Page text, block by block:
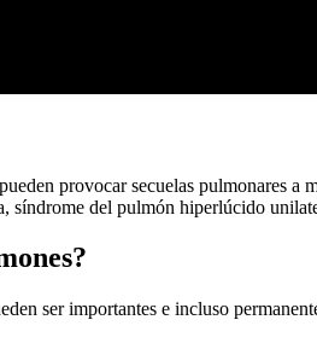
provocar secuelas pulmonares a
síndrome del pulmón hiperlúcido
ser importantes e incluso